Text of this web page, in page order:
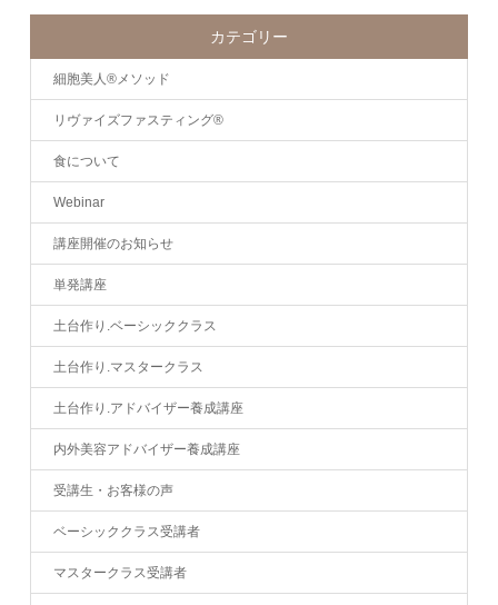
カテゴリー
細胞美人®メソッド
リヴァイズファスティング®
食について
Webinar
講座開催のお知らせ
単発講座
土台作り.ベーシッククラス
土台作り.マスタークラス
土台作り.アドバイザー養成講座
内外美容アドバイザー養成講座
受講生・お客様の声
ベーシッククラス受講者
マスタークラス受講者